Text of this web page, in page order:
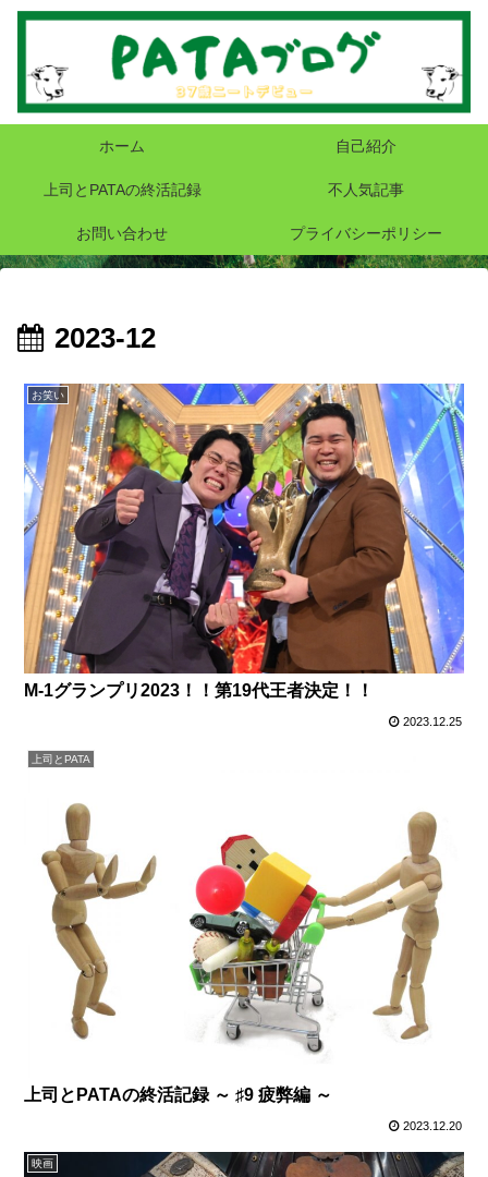
ホーム 自己紹介
上司とPATAの終活記録 不人気記事
お問い合わせ プライバシーポリシー
2023-12
お笑い
M-1グランプリ2023！！第19代王者決定！！
2023.12.25
上司とPATA
上司とPATAの終活記録 ～ ♯9 疲弊編 ～
2023.12.20
映画